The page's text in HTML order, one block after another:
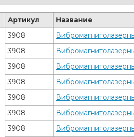
Артикул
Название
3908
3908
3908
3908
3908
3908
3908